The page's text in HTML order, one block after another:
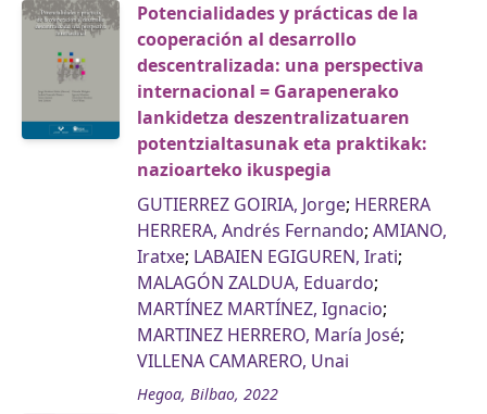
Potencialidades y prácticas de la
cooperación al desarrollo
descentralizada: una perspectiva
internacional = Garapenerako
lankidetza deszentralizatuaren
potentzialtasunak eta praktikak:
nazioarteko ikuspegia
GUTIERREZ GOIRIA, Jorge; HERRERA
HERRERA, Andrés Fernando; AMIANO,
Iratxe; LABAIEN EGIGUREN, Irati;
MALAGÓN ZALDUA, Eduardo;
MARTÍNEZ MARTÍNEZ, Ignacio;
MARTINEZ HERRERO, María José;
VILLENA CAMARERO, Unai
Hegoa, Bilbao, 2022